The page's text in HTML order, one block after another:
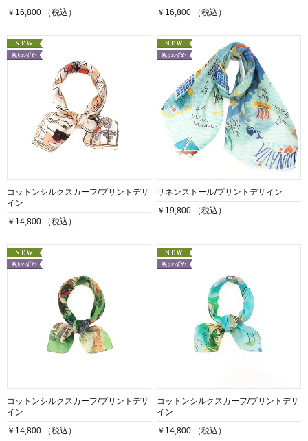
￥16,800 （税込）
￥16,800 （税込）
コットンシルクスカーフ/プリントデザ
イン
￥14,800 （税込）
リネンストール/プリントデザイン
￥19,800 （税込）
コットンシルクスカーフ/プリントデザ
イン
￥14,800 （税込）
コットンシルクスカーフ/プリントデザ
イン
￥14,800 （税込）